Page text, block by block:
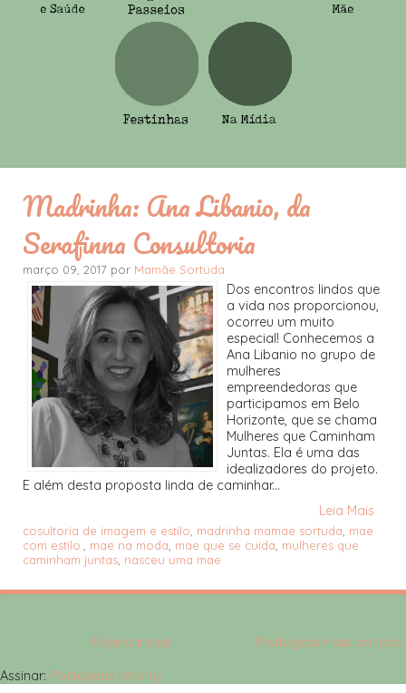
Madrinha: Ana Libanio, da
Serafinna Consultoria
março 09, 2017 por Mamãe Sortuda
Dos encontros lindos que
a vida nos proporcionou,
ocorreu um muito
especial! Conhecemos a
Ana Libanio no grupo de
mulheres
empreendedoras que
participamos em Belo
Horizonte, que se chama
Mulheres que Caminham
Juntas. Ela é uma das
idealizadores do projeto.
E além desta proposta linda de caminhar...
Leia Mais
cosultoria de imagem e estilo madrinha mamae sortuda mae
com estilo.
mae na moda mae que se cuida mulheres que
caminham juntas nasceu uma mae
Postagens mais antigas
Página inicial
Assinar: Postagens (Atom)